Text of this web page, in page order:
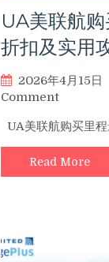
入
住
三
享
八
优
惠
UA美联航
折扣及实用
2026年4月15日
Commenton
美
联
航
购
UA美联航购买里
Read More